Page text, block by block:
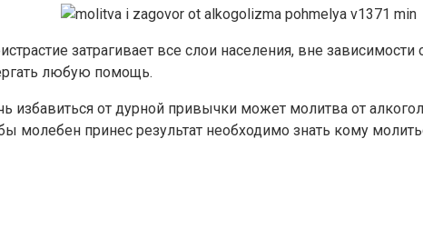
затрагивает все слои населения, вне
любую помощь.
избавиться от дурной привычки может молитва от
молебен принес результат необходимо знать кому